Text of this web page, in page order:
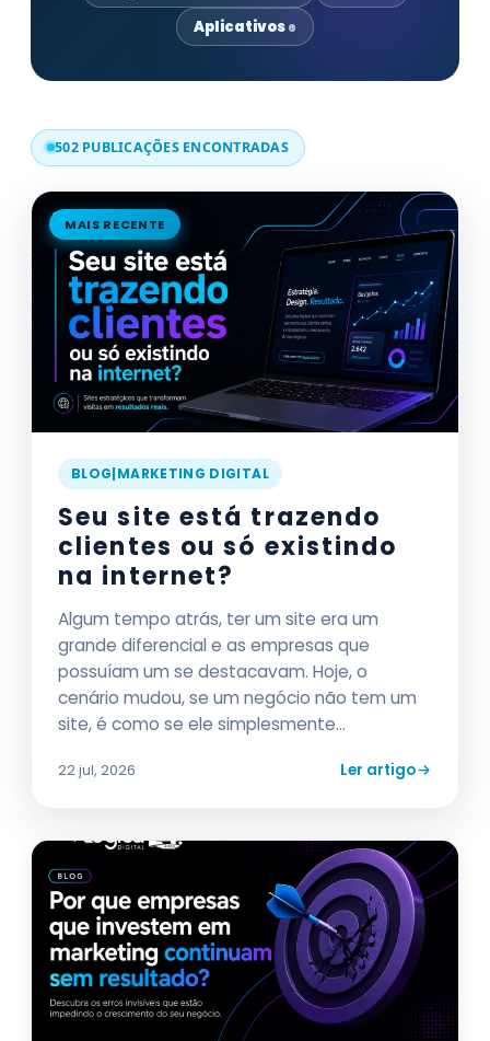
Aplicativos6
502 PUBLICAÇÕES ENCONTRADAS
MAIS RECENTE
BLOG|MARKETING DIGITAL
Seu site está trazendo
clientes ou só existindo
na internet?
Algum tempo atrás, ter um site era um
grande diferencial e as empresas que
possuíam um se destacavam. Hoje, o
cenário mudou, se um negócio não tem um
site, é como se ele simplesmente...
22 jul, 2026 Ler artigo